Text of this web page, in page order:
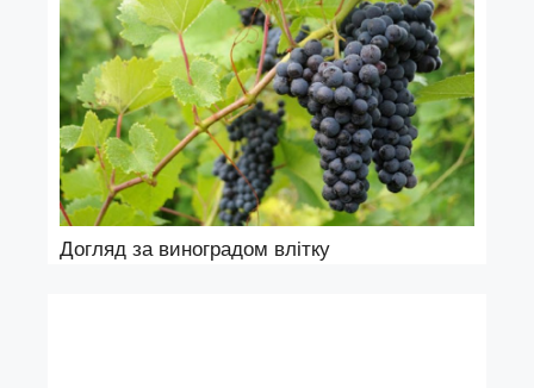
Догляд за виноградом влітку